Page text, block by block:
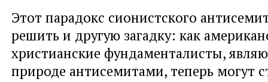
Этот парадокс сионистского
решить и другую загадку: как
христианские фундаменталисты,
природе антисемитами, теперь могут